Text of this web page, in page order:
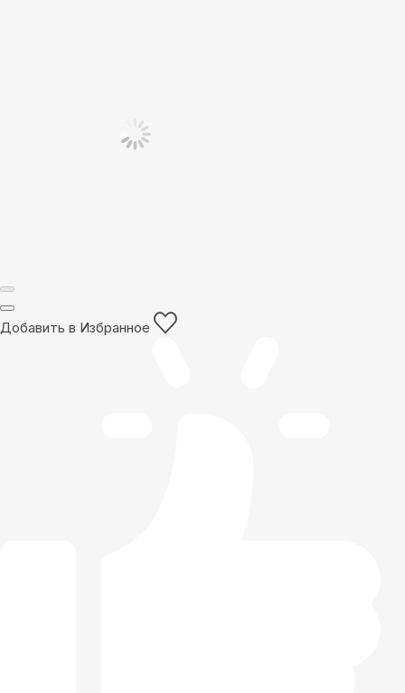
Добавить в Избранное